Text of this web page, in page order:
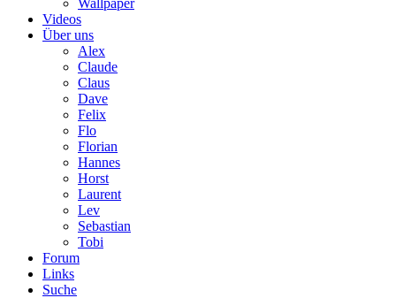
Wallpaper
Videos
Über uns
Alex
Claude
Claus
Dave
Felix
Flo
Florian
Hannes
Horst
Laurent
Lev
Sebastian
Tobi
Forum
Links
Suche